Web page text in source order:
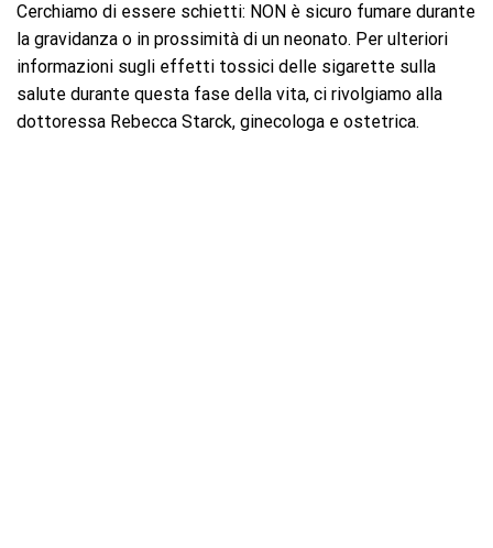
Cerchiamo di essere schietti: NON è sicuro fumare durante
la gravidanza o in prossimità di un neonato. Per ulteriori
informazioni sugli effetti tossici delle sigarette sulla
salute durante questa fase della vita, ci rivolgiamo alla
dottoressa Rebecca Starck, ginecologa e ostetrica.